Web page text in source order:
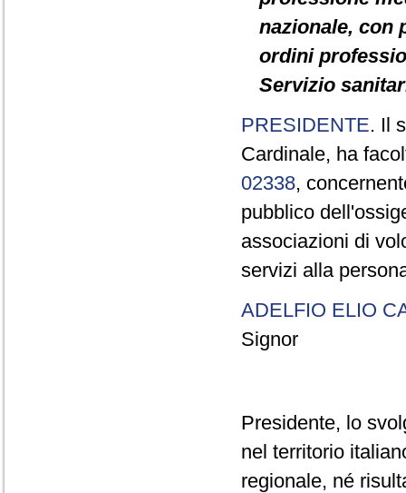
nazionale, con
ordini
Servizio
PRESIDENTE. Il
Cardinale, ha
02338,
pubblico
associazioni di
servizi alla
ADELFIO ELIO
Signor
Presidente, lo
nel territorio
regionale, né